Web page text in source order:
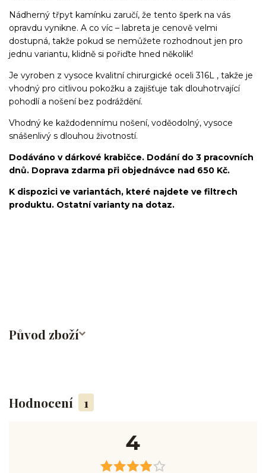
Nádherný třpyt kamínku zaručí, že tento šperk na vás
opravdu vynikne. A co víc – labreta je cenově velmi
dostupná, takže pokud se nemůžete rozhodnout jen pro
jednu variantu, klidně si pořiďte hned několik!
Je vyroben z vysoce kvalitní chirurgické oceli 316L , takže je
vhodný pro citlivou pokožku a zajišťuje tak dlouhotrvající
pohodlí a nošení bez podráždění.
Vhodný ke každodennímu nošení, voděodolný, vysoce
snášenlivý s dlouhou životností.
Dodáváno v dárkové krabičce. Dodání do 3 pracovních
dnů. Doprava zdarma při objednávce nad 650 Kč.
K dispozici ve variantách, které najdete ve filtrech
produktu. Ostatní varianty na dotaz.
Původ zboží
Hodnocení 1
4